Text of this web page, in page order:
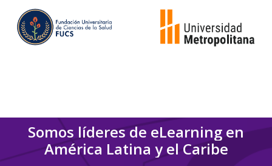
Somos líderes de eLearning en
América Latina y el Caribe